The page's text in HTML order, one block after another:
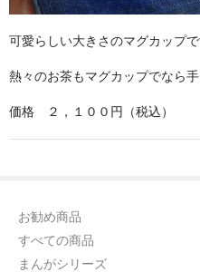
可愛らしい大きさのマグカップで
熱々のお茶もマグカップでなら手
価格 ２，１００円（税込）
お勧め商品
すべての商品
まんがシリーズ